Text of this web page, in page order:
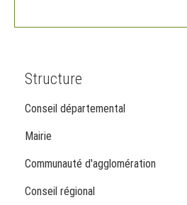
Structure
Conseil départemental
Mairie
Communauté d'agglomération
Conseil régional